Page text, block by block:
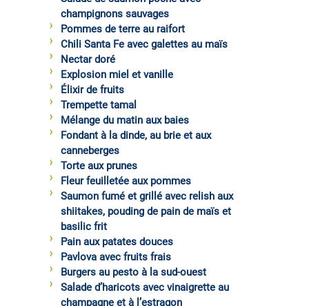
champignons sauvages
Pommes de terre au raifort
Chili Santa Fe avec galettes au maïs
Nectar doré
Explosion miel et vanille
Élixir de fruits
Trempette tamal
Mélange du matin aux baies
Fondant à la dinde, au brie et aux
canneberges
Torte aux prunes
Fleur feuilletée aux pommes
Saumon fumé et grillé avec relish aux
shiitakes, pouding de pain de maïs et
basilic frit
Pain aux patates douces
Pavlova avec fruits frais
Burgers au pesto à la sud-ouest
Salade d’haricots avec vinaigrette au
champagne et à l’estragon